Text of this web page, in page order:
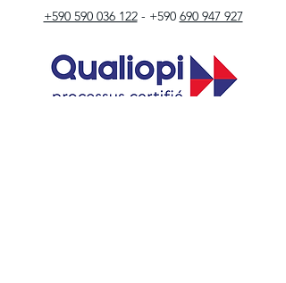
+590 590 036 122- +590 690 947 927